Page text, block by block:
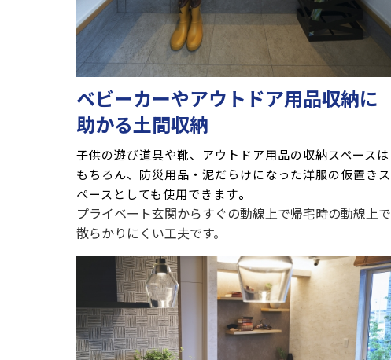
ベビーカーやアウトドア用品収納に
助かる土間収納
子供の遊び道具や靴、アウトドア用品の収納スペースは
もちろん、防災用品・泥だらけになった洋服の仮置きス
ペースとしても使用できます。
プライベート玄関からすぐの動線上で帰宅時の動線上で
散らかりにくい工夫です。